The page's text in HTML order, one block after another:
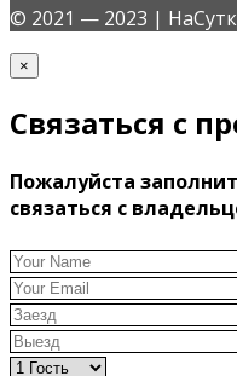
© 2021 — 2023 |
×
Связаться с
Пожалуйста
связаться с